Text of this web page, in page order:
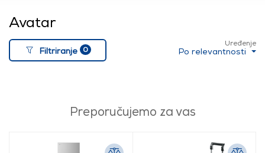
Avatar
Filtriranje 0
Uređenje
Po relevantnosti
Preporučujemo za vas